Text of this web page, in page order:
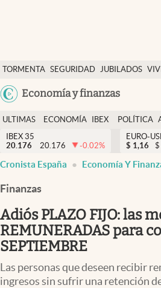
TORMENTA SEGURIDAD JUBILADOS
Economía y finanzas
Economía y finanzas
Política
Actualidad
Criptomonedas
España
ULTIMAS
NOTICIAS
ECONOMÍA
FINANZAS
IBEX
EURO
POLÍTICA
IBEX 35
20.176
20.176 -0.02%
EURO-
$ 1,16 $
Cronista España Economía Y
Finanzas
Adiós PLAZO FIJO: las
REMUNERADAS para
SEPTIEMBRE
Las personas que deseen recibir
ingresos sin sufrir una retención